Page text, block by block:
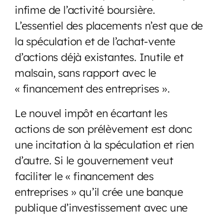
infime de l’activité boursière.
L’essentiel des placements n’est que de
la spéculation et de l’achat-vente
d’actions déjà existantes. Inutile et
malsain, sans rapport avec le
« financement des entreprises ».
Le nouvel impôt en écartant les
actions de son prélèvement est donc
une incitation à la spéculation et rien
d’autre. Si le gouvernement veut
faciliter le « financement des
entreprises » qu’il crée une banque
publique d’investissement avec une